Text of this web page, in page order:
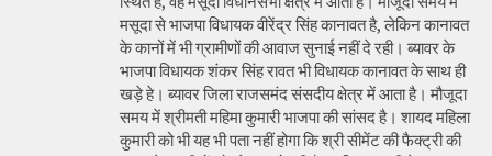
मसूदा से भाजपा विधायक वीरेंद्र सिंह कानावत है, लेकिन कानावत
के कानों में भी ग्रामीणों की आवाज सुनाई नहीं दे रही। ब्यावर के
भाजपा विधायक शंकर सिंह रावत भी विधायक कानावत के साथ ही
खड़े हे। ब्यावर जिला राजसमंद संसदीय क्षेत्र में आता है। मौजूदा
समय में श्रीमती महिमा कुमारी भाजपा की सांसद है। शायद महिला
कुमारी को भी यह भी पता नहीं होगा कि श्री सीमेंट की फैक्ट्री की